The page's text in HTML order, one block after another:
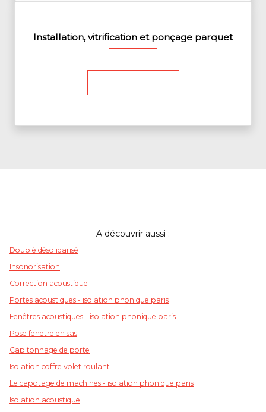
Installation, vitrification et ponçage parquet
A découvrir aussi :
Doublé désolidarisé
Insonorisation
Correction acoustique
Portes acoustiques - isolation phonique paris
Fenêtres acoustiques - isolation phonique paris
Pose fenetre en sas
Capitonnage de porte
Isolation coffre volet roulant
Le capotage de machines - isolation phonique paris
Isolation acoustique